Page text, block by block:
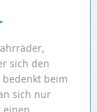
sich den
bedenkt beim
sich nur
einen